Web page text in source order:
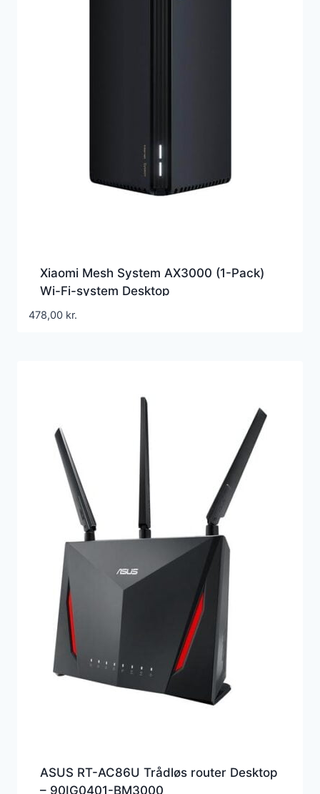
Xiaomi Mesh System AX3000 (1-Pack)
Wi-Fi-system Desktop
478,00 kr.
ASUS RT-AC86U Trådløs router Desktop
– 90IG0401-BM3000